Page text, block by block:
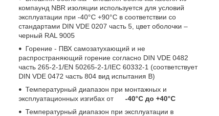
компаунд NBR изоляции используется для условий
эксплуатации при -40°С +90°С в соответствии со
стандартами DIN VDE 0207 часть 5, цвет оболочки –
черный RAL 9005
Горение - ПВХ самозатухающий и не
распространяющий горение согласно DIN VDE 0482
часть 265-2-1/EN 50265-2-1/IЕС 60332-1 (соответствует
DIN VDE 0472 часть 804 вид испытания В)
Температурный диапазон при монтажных и
эксплуатационных изгибах от -40°С до +40°С
Температурный диапазон при эксплуатации в